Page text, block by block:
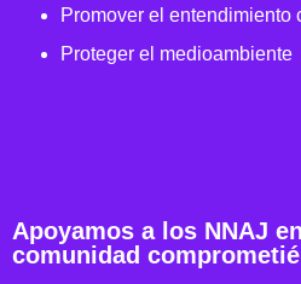
Promover el entendimiento
Proteger el medioambiente
Apoyamos a los NNAJ
comunidad